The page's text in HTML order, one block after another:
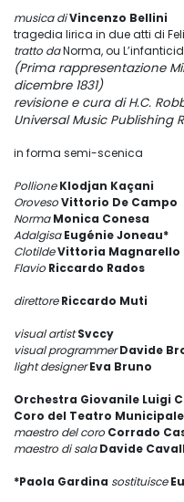
musica diVincenzo Bellini
tragedia lirica in due atti di
tratto daNorma, ou
(Prima rappresentazione
dicembre 1831)
revisione e cura di H.C.
Universal Music Publishing
in forma semi-scenica
PollioneKlodjan Kaçani
OrovesoVittorio De Campo
NormaMonica Conesa
AdalgisaEugénie Joneau*
ClotildeVittoria Magnarello
Flavio Riccardo Rados
direttoreRiccardo Muti
visual artistSvccy
visual programmerDavide
light designerEva Bruno
Orchestra Giovanile Luigi
Coro del Teatro
maestro del coro Corrado
maestro di salaDavide
*Paola Gardina sostituisce